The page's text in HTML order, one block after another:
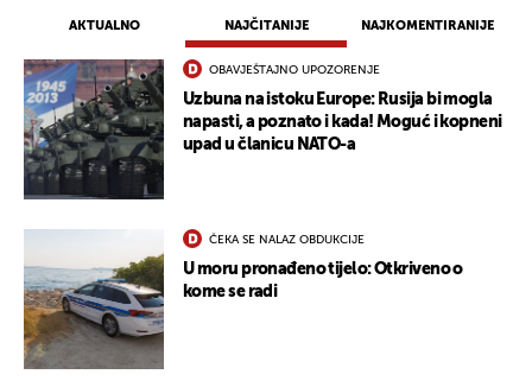
AKTUALNO NAJČITANIJE NAJKOMENTIRANIJE
OBAVJEŠTAJNO UPOZORENJE
Uzbuna na istoku Europe: Rusija bi mogla
napasti, a poznato i kada! Moguć i kopneni
upad u članicu NATO-a
ČEKA SE NALAZ OBDUKCIJE
U moru pronađeno tijelo: Otkriveno o
kome se radi